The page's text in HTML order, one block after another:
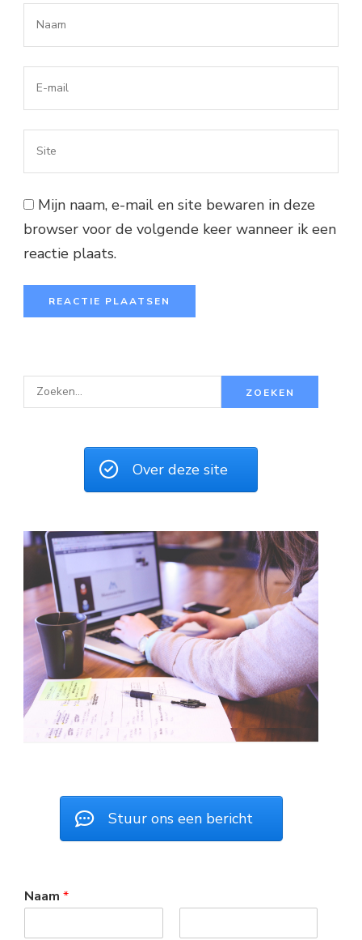
Mijn naam, e-mail en site bewaren in deze
browser voor de volgende keer wanneer ik een
reactie plaats.
o
n
Over deze site
Stuur ons een bericht
Naam *